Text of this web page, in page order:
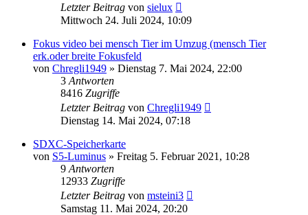
Letzter Beitrag von sielux
Mittwoch 24. Juli 2024, 10:09
Fokus video bei mensch Tier im Umzug (mensch Tier
erk.oder breite Fokusfeld
von Chregli1949 » Dienstag 7. Mai 2024, 22:00
3 Antworten
8416 Zugriffe
Letzter Beitrag von Chregli1949
Dienstag 14. Mai 2024, 07:18
SDXC-Speicherkarte
von S5-Luminus » Freitag 5. Februar 2021, 10:28
9 Antworten
12933 Zugriffe
Letzter Beitrag von msteini3
Samstag 11. Mai 2024, 20:20